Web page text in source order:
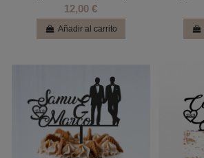
12,00 €
Añadir al carrito